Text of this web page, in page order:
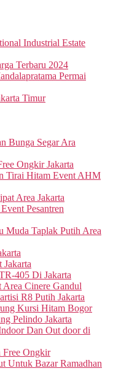
Industrial Estate
Terbaru 2024
Permai
Timur
Bunga Segar Ara
Ongkir Jakarta
Tirai Hitam Event AHM
Area Jakarta
Pesantren
Muda Taplak Putih Area
405 Di Jakarta
Area Cinere Gandul
R8 Putih Jakarta
Kursi Hitam Bogor
Pelindo Jakarta
Dan Out door di
Free Ongkir
Untuk Bazar Ramadhan